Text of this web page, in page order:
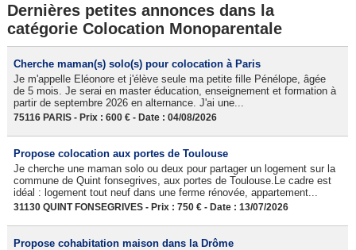
Dernières petites annonces dans la
catégorie Colocation Monoparentale
Cherche maman(s) solo(s) pour colocation à Paris
Je m'appelle Eléonore et j'élève seule ma petite fille Pénélope, âgée
de 5 mois. Je serai en master éducation, enseignement et formation à
partir de septembre 2026 en alternance. J'ai une...
75116 PARIS - Prix : 600 € - Date : 04/08/2026
Propose colocation aux portes de Toulouse
Je cherche une maman solo ou deux pour partager un logement sur la
commune de Quint fonsegrives, aux portes de Toulouse.Le cadre est
idéal : logement tout neuf dans une ferme rénovée, appartement...
31130 QUINT FONSEGRIVES - Prix : 750 € - Date : 13/07/2026
Propose cohabitation maison dans la Drôme